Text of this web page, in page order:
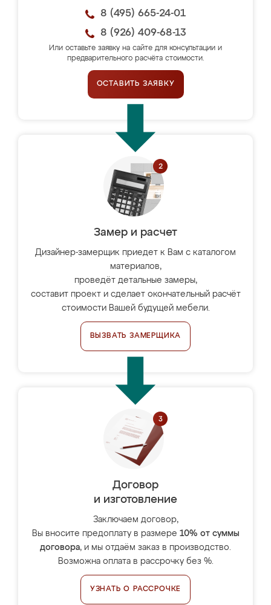
8 (495) 665-24-01
8 (926) 409-68-13
Или оставьте заявку на сайте для консультации и
предварительного расчёта стоимости.
ОСТАВИТЬ ЗАЯВКУ
Замер и расчет
Дизайнер-замерщик приедет к Вам с каталогом
материалов,
проведёт детальные замеры,
составит проект и сделает окончательный расчёт
стоимости Вашей будущей мебели.
ВЫЗВАТЬ ЗАМЕРЩИКА
Договор
и изготовление
Заключаем договор,
Вы вносите предоплату в размере 10% от суммы
договора, и мы отдаём заказ в производство.
Возможна оплата в рассрочку без %.
УЗНАТЬ О РАССРОЧКЕ